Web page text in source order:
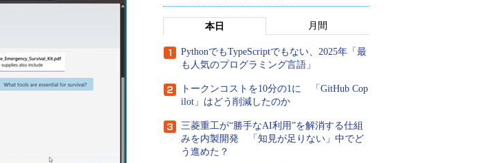
本日 月間
PythonでもTypeScriptでもない、2025年「最
も人気のプログラミング言語」
トークンコストを10分の1に 「GitHub Cop
ilot」はどう削減したのか
三菱重工が“勝手なAI利用”を解消する仕組
みを内製開発 「知見が足りない」中でど
う進めた？